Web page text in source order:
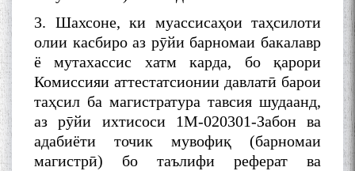
3. Шахсоне, ки муассисаҳои таҳсилоти
олии касбиро аз рӯйи барномаи бакалавр
ё мутахассис хатм карда, бо қарори
Комиссияи аттестатсионии давлатӣ барои
таҳсил ба магистратура тавсия шудаанд,
аз рӯйи ихтисоси 1М-020301-Забон ва
адабиёти точик мувофиқ (барномаи
магистрӣ) бо таълифи реферат ва